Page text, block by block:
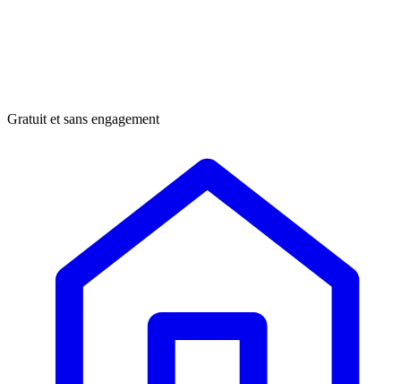
Gratuit et sans engagement